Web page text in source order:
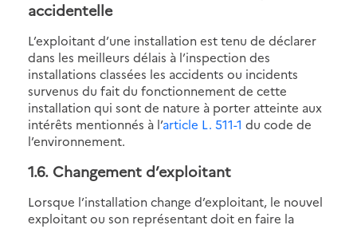
accidentelle
L’exploitant d’une installation est tenu de déclarer
dans les meilleurs délais à l’inspection des
installations classées les accidents ou incidents
survenus du fait du fonctionnement de cette
installation qui sont de nature à porter atteinte aux
intérêts mentionnés à l’article L. 511-1 du code de
l’environnement.
1.6. Changement d’exploitant
Lorsque l’installation change d’exploitant, le nouvel
exploitant ou son représentant doit en faire la